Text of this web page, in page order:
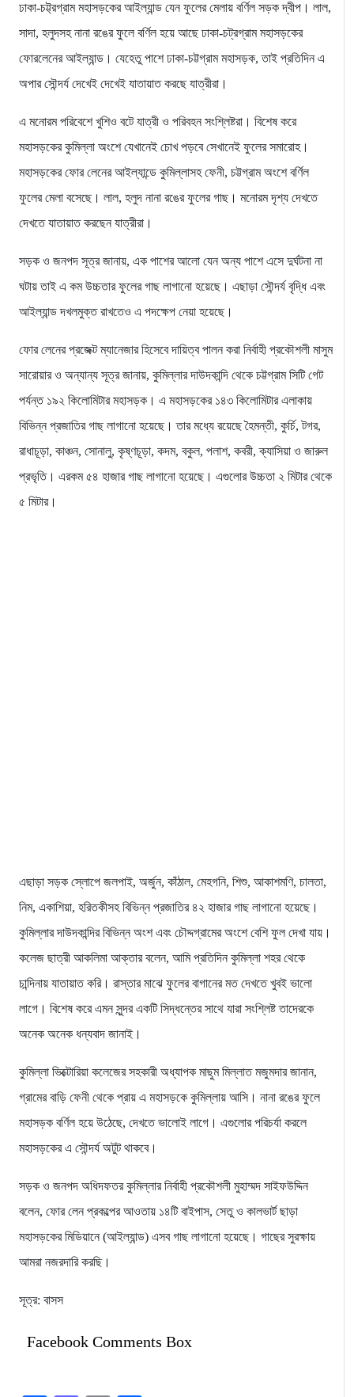
ঢাকা-চট্ট্রগ্রাম মহাসড়কের আইল্যান্ড যেন ফুলের মেলায় বর্ণিল সড়ক দ্বীপ। লাল,
সাদা, হলুদসহ নানা রঙের ফুলে বর্ণিল হয়ে আছে ঢাকা-চট্রগ্রাম মহাসড়কের
ফোরলেনের আইল্যান্ড। যেহেতু পাশে ঢাকা-চট্টগ্রাম মহাসড়ক, তাই প্রতিদিন এ
অপার সৌন্দর্য দেখেই দেখেই যাতায়াত করছে যাত্রীরা।
এ মনোরম পরিবেশে খুশিও বটে যাত্রী ও পরিবহন সংশ্লিষ্টরা। বিশেষ করে
মহাসড়কের কুমিল্লা অংশে যেখানেই চোখ পড়বে সেখানেই ফুলের সমারোহ।
মহাসড়কের ফোর লেনের আইল্যান্ডে কুমিল্লাসহ ফেনী, চট্টগ্রাম অংশে বর্ণিল
ফুলের মেলা বসেছে। লাল, হলুদ নানা রঙের ফুলের গাছ। মনোরম দৃশ্য দেখতে
দেখতে যাতায়াত করছেন যাত্রীরা।
সড়ক ও জনপদ সূত্র জানায়, এক পাশের আলো যেন অন্য পাশে এসে দুর্ঘটনা না
ঘটায় তাই এ কম উচ্চতার ফুলের গাছ লাগানো হয়েছে। এছাড়া সৌন্দর্য বৃদ্ধি এবং
আইল্যান্ড দখলমুক্ত রাখতেও এ পদক্ষেপ নেয়া হয়েছে।
ফোর লেনের প্রজেক্ট ম্যানেজার হিসেবে দায়িত্ব পালন করা নির্বাহী প্রকৌশলী মাসুম
সারোয়ার ও অন্যান্য সূত্র জানায়, কুমিল্লার দাউদকান্দি থেকে চট্টগ্রাম সিটি গেট
পর্যন্ত ১৯২ কিলোমিটার মহাসড়ক। এ মহাসড়কের ১৪৩ কিলোমিটার এলাকায়
বিভিন্ন প্রজাতির গাছ লাগানো হয়েছে। তার মধ্যে রয়েছে হৈমন্তী, কুর্চি, টগর,
রাধাচূড়া, কাঞ্চন, সোনালু, কৃষ্ণচূড়া, কদম, বকুল, পলাশ, কবরী, ক্যাসিয়া ও জারুল
প্রভৃতি। এরকম ৫৪ হাজার গাছ লাগানো হয়েছে। এগুলোর উচ্চতা ২ মিটার থেকে
৫ মিটার।
এছাড়া সড়ক স্লোপে জলপাই, অর্জুন, কাঁঠাল, মেহগনি, শিশু, আকাশমণি, চালতা,
নিম, একাশিয়া, হরিতকীসহ বিভিন্ন প্রজাতির ৪২ হাজার গাছ লাগানো হয়েছে।
কুমিল্লার দাউদকান্দির বিভিন্ন অংশ এবং চৌদ্দগ্রামের অংশে বেশি ফুল দেখা যায়।
কলেজ ছাত্রী আকলিমা আক্তার বলেন, আমি প্রতিদিন কুমিল্লা শহর থেকে
চান্দিনায় যাতায়াত করি। রাস্তার মাঝে ফুলের বাগানের মত দেখতে খুবই ভালো
লাগে। বিশেষ করে এমন সুন্দর একটি সিদ্ধন্তের সাথে যারা সংশ্লিষ্ট তাদেরকে
অনেক অনেক ধন্যবাদ জানাই।
কুমিল্লা ভিক্টোরিয়া কলেজের সহকারী অধ্যাপক মাছুম মিল্লাত মজুমদার জানান,
গ্রামের বাড়ি ফেনী থেকে প্রায় এ মহাসড়কে কুমিল্লায় আসি। নানা রঙের ফুলে
মহাসড়ক বর্ণিল হয়ে উঠেছে, দেখতে ভালোই লাগে। এগুলোর পরিচর্যা করলে
মহাসড়কের এ সৌন্দর্য অটুট থাকবে।
সড়ক ও জনপদ অধিদফতর কুমিল্লার নির্বাহী প্রকৌশলী মুহাম্মদ সাইফউদ্দিন
বলেন, ফোর লেন প্রকল্পের আওতায় ১৪টি বাইপাস, সেতু ও কালভার্ট ছাড়া
মহাসড়কের মিডিয়ানে (আইল্যান্ড) এসব গাছ লাগানো হয়েছে। গাছের সুরক্ষায়
আমরা নজরদারি করছি।
সূত্র: বাসস
Facebook Comments Box